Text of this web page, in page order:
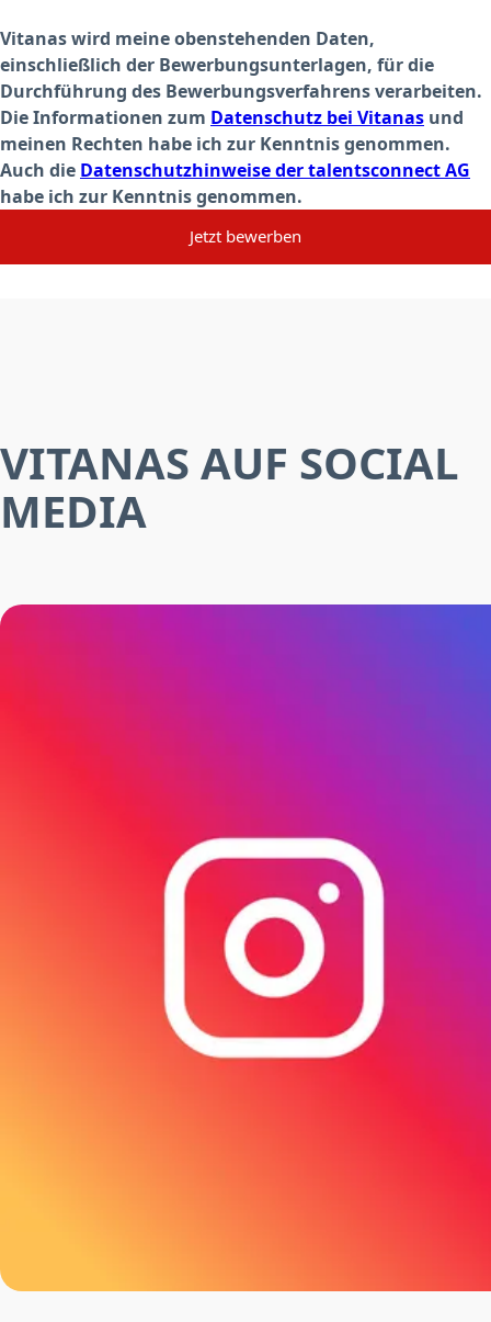
Vitanas wird meine obenstehenden Daten,
einschließlich der Bewerbungsunterlagen, für die
Durchführung des Bewerbungsverfahrens verarbeiten.
Die Informationen zum Datenschutz bei Vitanas und
meinen Rechten habe ich zur Kenntnis genommen.
Auch die Datenschutzhinweise der talentsconnect AG
habe ich zur Kenntnis genommen.
Jetzt bewerben
VITANAS AUF SOCIAL
MEDIA